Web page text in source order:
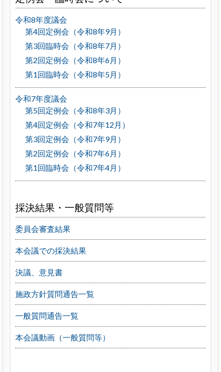
令和8年度議会
第4回定例会（令和8年9月）
第3回臨時会（令和8年7月）
第2回定例会（令和8年6月）
第1回臨時会（令和8年5月）
令和7年度議会
第5回定例会（令和8年3月）
第4回定例会（令和7年12月）
第3回定例会（令和7年9月）
第2回定例会（令和7年6月）
第1回臨時会（令和7年4月）
採決結果・一般質問等
委員会審査結果
本会議での採決結果
決議、意見書
施政方針質問通告一覧
一般質問通告一覧
本会議動画（一般質問等）